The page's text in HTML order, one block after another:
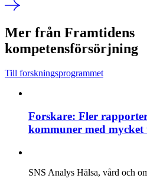
Mer från Framtidens
kompetensförsörjning
Till forskningsprogrammet
Forskare: Fler
kommuner med
SNS Analys Hälsa, vård och